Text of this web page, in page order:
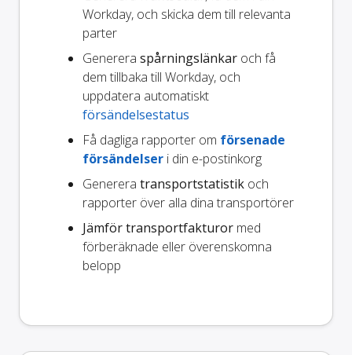
Workday, och skicka dem till relevanta
parter
Generera spårningslänkar och få
dem tillbaka till Workday, och
uppdatera automatiskt
försändelsestatus
Få dagliga rapporter om försenade
försändelser i din e-postinkorg
Generera transportstatistik och
rapporter över alla dina transportörer
Jämför transportfakturor med
förberäknade eller överenskomna
belopp